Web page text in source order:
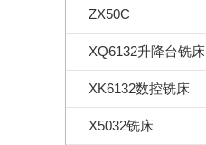
ZX50C
XQ6132升降台铣床
XK6132数控铣床
X5032铣床